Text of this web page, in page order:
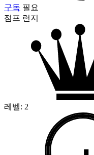
구독 필요
점프 런지
레벨: 2